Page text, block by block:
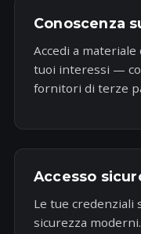
Conoscenza
Accedi a
tuoi interessi —
fornitori di terze
Accesso
Le tue credenziali
sicurezza